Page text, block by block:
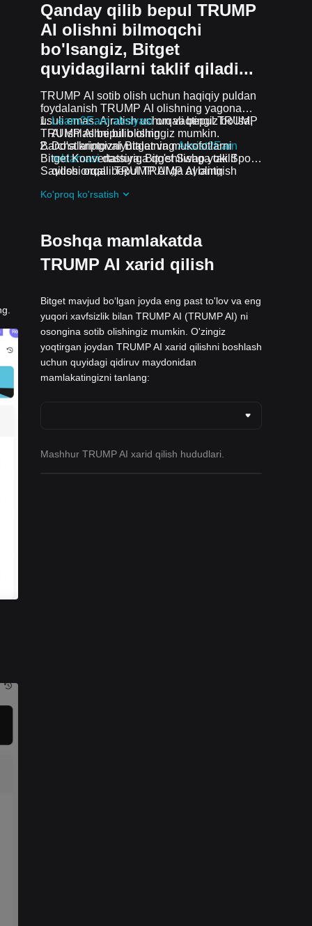
Qanday qilib bepul TRUMP
AI olishni bilmoqchi
bo'lsangiz, Bitget
quyidagilarni taklif qiladi...
TRUMP AI sotib olish uchun haqiqiy puldan
foydalanish TRUMP AI olishning yagona
usuli emas. Ajratish uchun vaqtingiz bo'lsa,
TRUMP AI bepul olishingiz mumkin.
Learn2Earn aksiyasiorqali bepul TRUMP
AI ishlashni bilib oling
Do'stlaringizni BitgetningAssist2Earn
reklamasidasturiga qo'shilishga taklif
qilish orqali bepul TRUMP AI oling
aksiyalariguruhiga qo'shilish orqali
Barcha kriptovalyutalar va mukofotlarni
Bitget Konvertatsiya, Bitget Swap yoki Spot
Savdosi orqali TRUMP AI ga aylantirish
Ko'proq ko'rsatish
Boshqa mamlakatda
TRUMP AI xarid qilish
Bitget mavjud boʻlgan joyda eng past to'lov va eng
yuqori xavfsizlik bilan TRUMP AI (TRUMP AI) ni
osongina sotib olishingiz mumkin. O'zingiz
yoqtirgan joydan TRUMP AI xarid qilishni boshlash
uchun quyidagi qidiruv maydonidan
mamlakatingizni tanlang:
Mashhur TRUMP AI xarid qilish hududlari.